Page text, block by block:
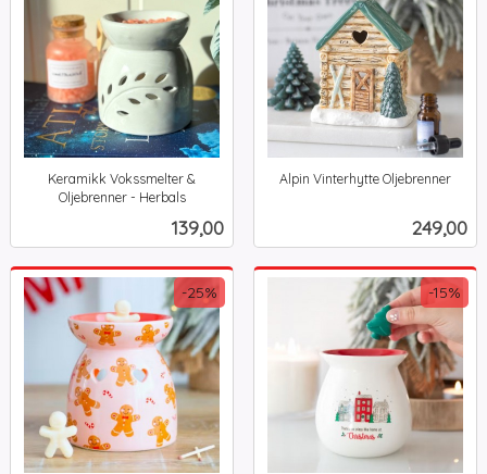
Keramikk Vokssmelter &
Oljebrenner - Herbals
Pris
139,00
Alpin Vinterhytte Oljebrenner
Pris
249,00
-25% -15%